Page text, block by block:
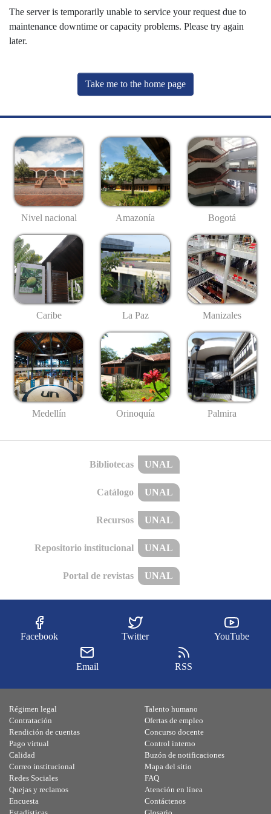
The server is temporarily unable to service your request due to
maintenance downtime or capacity problems. Please try again
later.
Take me to the home page
Nivel nacional Amazonía Bogotá
Caribe La Paz Manizales
Medellín Orinoquía Palmira
Bibliotecas UNAL
Catálogo UNAL
Recursos UNAL
Repositorio institucional UNAL
Portal de revistas UNAL
Facebook Twitter YouTube
Email RSS
Régimen legal
Contratación
Rendición de cuentas
Pago virtual
Calidad
Talento humano
Ofertas de empleo
Concurso docente
Control interno
Buzón de notificaciones
Correo institucional
Redes Sociales
Quejas y reclamos
Encuesta
Mapa del sitio
FAQ
Atención en línea
Contáctenos